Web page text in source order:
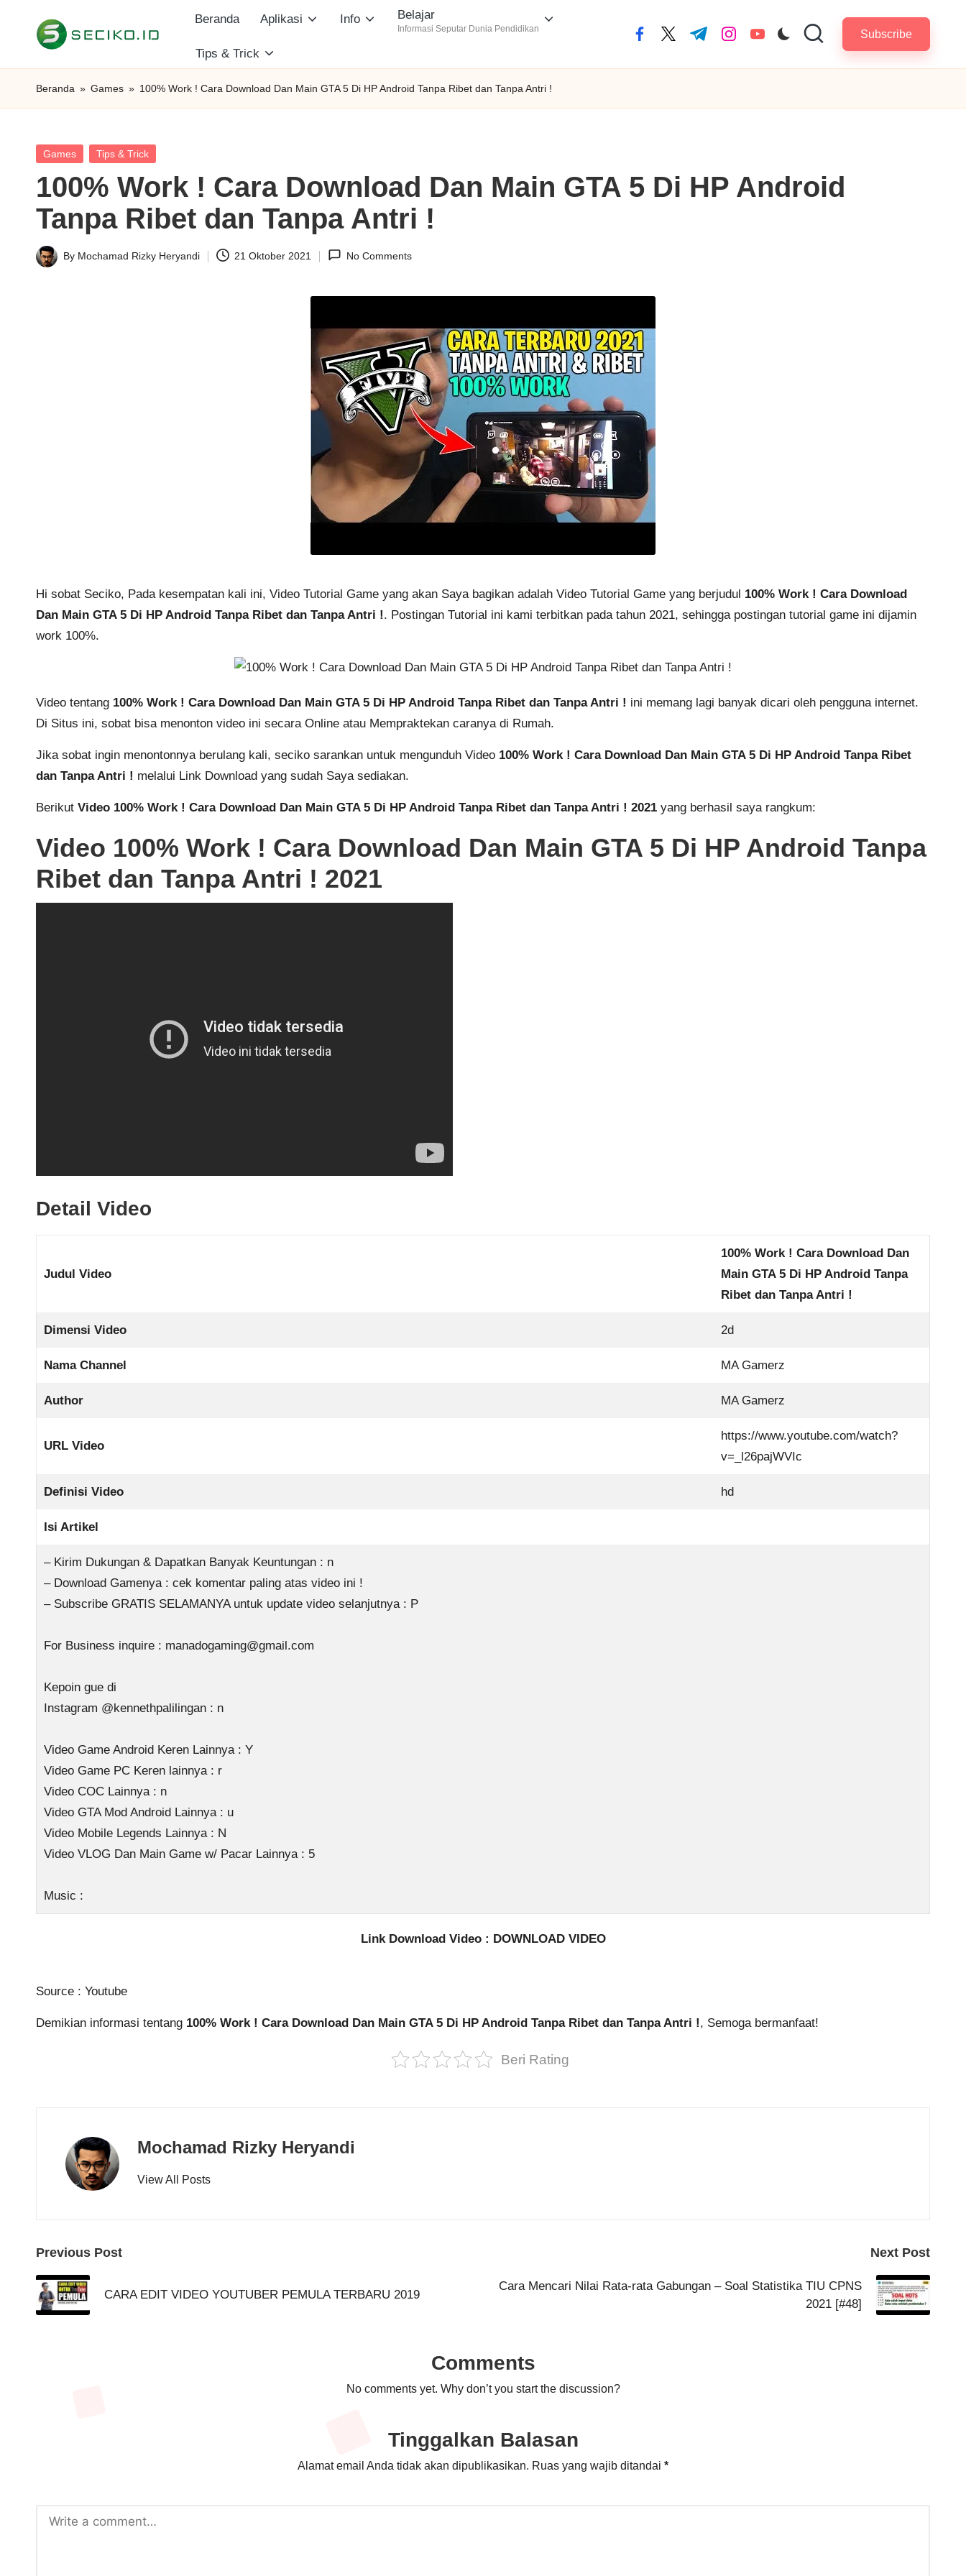
S
e
i
k
o
I
Informasi
dan
Beranda Aplikasi Info Belajar
Informasi Seputar Dunia Pendidikan
Tips & Trick
facebook.com
twitter.com
t.me instagram.com
youtube.com Subscribe
Beranda » Games » 100% Work ! Cara Download Dan Main GTA 5 Di HP Android Tanpa Ribet dan Tanpa Antri !
Posted
Games Tips & Trick
100% Work ! Cara Download Dan Main GTA 5 Di HP Android
Tanpa Ribet dan Tanpa Antri !
Posted
By Mochamad Rizky Heryandi 21 Oktober 2021 No Comments
Hi sobat Seciko, Pada kesempatan kali ini, Video Tutorial Game yang akan Saya bagikan adalah Video Tutorial Game yang berjudul 100% Work ! Cara Download
Dan Main GTA 5 Di HP Android Tanpa Ribet dan Tanpa Antri !. Postingan Tutorial ini kami terbitkan pada tahun 2021, sehingga postingan tutorial game ini dijamin
work 100%.
Video tentang 100% Work ! Cara Download Dan Main GTA 5 Di HP Android Tanpa Ribet dan Tanpa Antri ! ini memang lagi banyak dicari oleh pengguna internet.
Di Situs ini, sobat bisa menonton video ini secara Online atau Mempraktekan caranya di Rumah.
Jika sobat ingin menontonnya berulang kali, seciko sarankan untuk mengunduh Video 100% Work ! Cara Download Dan Main GTA 5 Di HP Android Tanpa Ribet
dan Tanpa Antri ! melalui Link Download yang sudah Saya sediakan.
Berikut Video 100% Work ! Cara Download Dan Main GTA 5 Di HP Android Tanpa Ribet dan Tanpa Antri ! 2021 yang berhasil saya rangkum:
Video 100% Work ! Cara Download Dan Main GTA 5 Di HP Android Tanpa
Ribet dan Tanpa Antri ! 2021
Detail Video
Judul Video
100% Work ! Cara Download Dan
Main GTA 5 Di HP Android Tanpa
Ribet dan Tanpa Antri !
Dimensi Video 2d
Nama Channel MA Gamerz
Author MA Gamerz
URL Video
https://www.youtube.com/watch?
v=_l26pajWVIc
Definisi Video hd
Isi Artikel
– Kirim Dukungan & Dapatkan Banyak Keuntungan : n
– Download Gamenya : cek komentar paling atas video ini !
– Subscribe GRATIS SELAMANYA untuk update video selanjutnya : P
For Business inquire : manadogaming@gmail.com
Kepoin gue di
Instagram @kennethpalilingan : n
Video Game Android Keren Lainnya : Y
Video Game PC Keren lainnya : r
Video COC Lainnya : n
Video GTA Mod Android Lainnya : u
Video Mobile Legends Lainnya : N
Video VLOG Dan Main Game w/ Pacar Lainnya : 5
Music :
Link Download Video : DOWNLOAD VIDEO
Source : Youtube
Demikian informasi tentang 100% Work ! Cara Download Dan Main GTA 5 Di HP Android Tanpa Ribet dan Tanpa Antri !, Semoga bermanfaat!
Beri Rating
Mochamad Rizky Heryandi
View All Posts
Post
navigation
Previous Post
CARA EDIT VIDEO YOUTUBER PEMULA TERBARU 2019
Next Post
Cara Mencari Nilai Rata-rata Gabungan – Soal Statistika TIU CPNS
2021 [#48]
Comments
No comments yet. Why don’t you start the discussion?
Tinggalkan Balasan
Alamat email Anda tidak akan dipublikasikan. Ruas yang wajib ditandai *